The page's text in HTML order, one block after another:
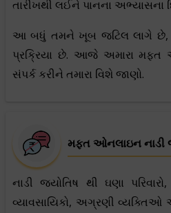
તારીખથી લઈને પાનના અભ્યાસના
આ બધું તમને ખૂબ જટિલ લાગે છે,
પ્રક્રિયા છે. આજે અમારા મફત
સંપર્ક કરીને તમારા વિશે જાણો.
મફત ઓનલાઇન નાડી
નાડી જ્યોતિષ થી ઘણા
વ્યાવસાયિકો, અગ્રણી